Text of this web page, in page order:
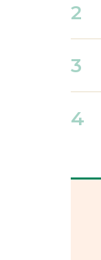
2
3
4